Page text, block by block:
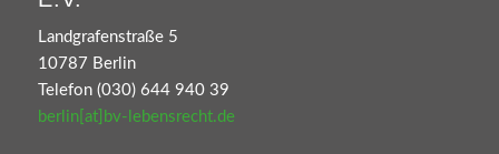
Landgrafenstraße 5
10787 Berlin
Telefon (030) 644 940 39
berlin[at]bv-lebensrecht.de